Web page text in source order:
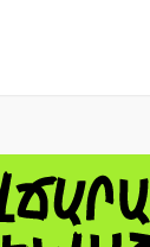
-0.12